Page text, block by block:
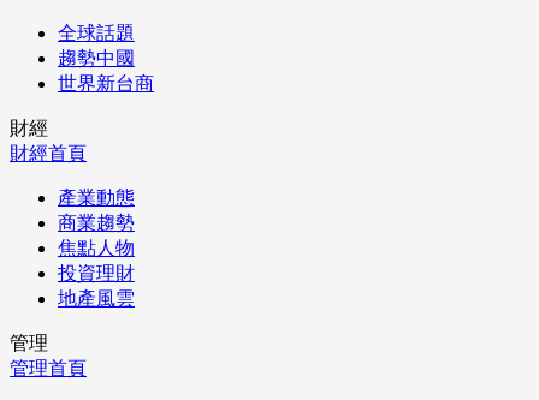
全球話題
趨勢中國
世界新台商
財經
財經首頁
產業動態
商業趨勢
焦點人物
投資理財
地產風雲
管理
管理首頁